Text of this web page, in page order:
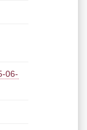
06-